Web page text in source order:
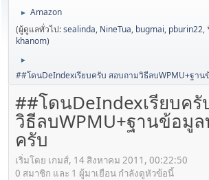
►
Amazon
(ผู้ดูแลทั่วไป:sealinda, NineTua, bugmai, pburin22,
khanom)
►
##โดนDeIndexเรียบครับ สอบถามวิธีลบWPMU+ฐา
##โดนDeIndexเรียบค
วิธีลบWPMU+ฐานข้อมู
ครับ
เริ่มโดย เกมส์, 14 สิงหาคม 2011, 00:22:50
0 สมาชิก และ 1 ผู้มาเยือน กำลังดูหัวข้อนี้